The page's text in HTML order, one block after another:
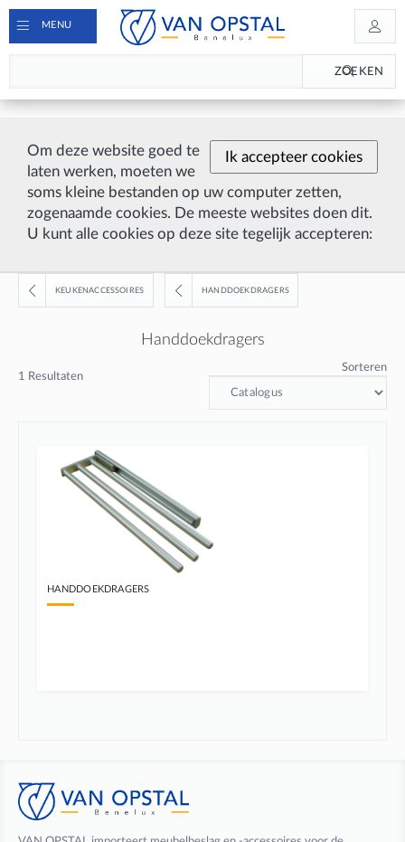
Ik accepteer cookies
Om deze website goed te
laten werken, moeten we
soms kleine bestanden op uw computer zetten,
zogenaamde cookies. De meeste websites doen dit.
U kunt alle cookies op deze site tegelijk accepteren:
MENU
ZOEKEN
KEUKENACCESSOIRES HANDDOEKDRAGERS
Handdoekdragers
1 Resultaten
Sorteren
HANDDOEKDRAGERS